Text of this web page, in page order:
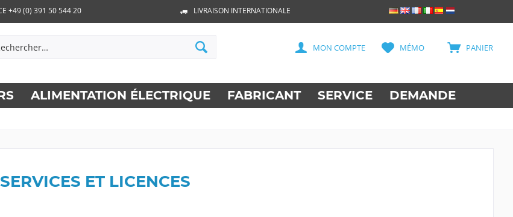
+49 (0) 391 50 544 20 LIVRAISON INTERNATIONALE
PANIER
MÉMO
MON COMPTE
ALIMENTATION ÉLECTRIQUE FABRICANT SERVICE DEMANDE
ET LICENCES